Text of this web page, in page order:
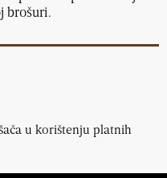
brošuri.
u korištenju platnih